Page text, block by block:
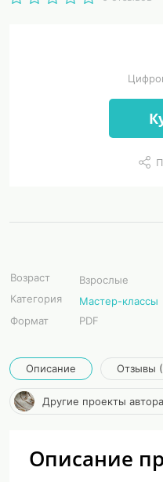
Возраст
Взрослые
Категория
Мастер-классы
Формат
PDF
Описание Отзывы
Другие проекты автора
Описание